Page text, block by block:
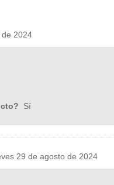
2024
Sí
29 de agosto de 2024